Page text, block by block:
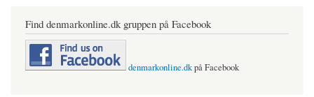
Find denmarkonline.dk gruppen på Facebook
denmarkonline.dkpå Facebook